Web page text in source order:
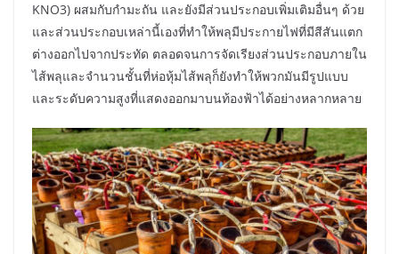
KNO3) ผสมกับกำมะถัน และยังมีส่วนประกอบเพิ่มเติมอื่นๆ ด้วย
และส่วนประกอบเหล่านี้เองที่ทำให้พลุมีประกายไฟที่มีสีสันแตก
ต่างออกไปจากประทัด ตลอดจนการจัดเรียงส่วนประกอบภายใน
ไส้พลุและจำนวนชั้นที่ห่อหุ้มไส้พลุก็ยังทำให้พวกมันมีรูปแบบ
และระดับความสูงที่แสดงออกมาบนท้องฟ้าได้อย่างหลากหลาย